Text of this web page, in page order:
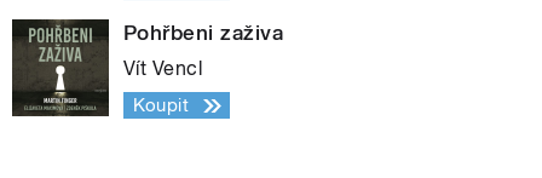
Pohřbeni zaživa
Vít Vencl
Koupit